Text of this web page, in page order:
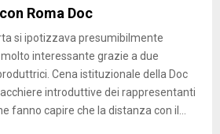
Roma Doc
si ipotizzava presumibilmente
interessante grazie a due
Cena istituzionale della Doc
introduttive dei rappresentanti
fanno capire che la distanza con il...